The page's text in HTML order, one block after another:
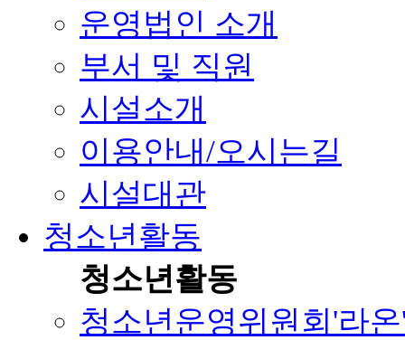
운영법인 소개
부서 및 직원
시설소개
이용안내/오시는길
시설대관
청소년활동
청소년활동
청소년운영위원회'라